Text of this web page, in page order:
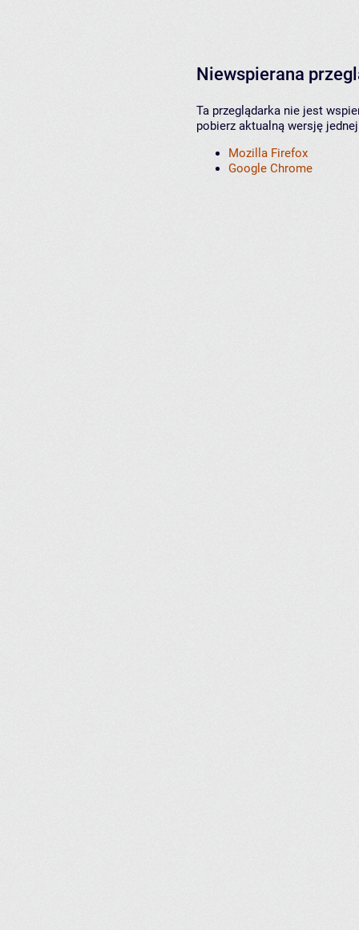
Niewspierana
Ta przeglądarka nie jest
pobierz aktualną wersję
Mozilla Firefox
Google Chrome